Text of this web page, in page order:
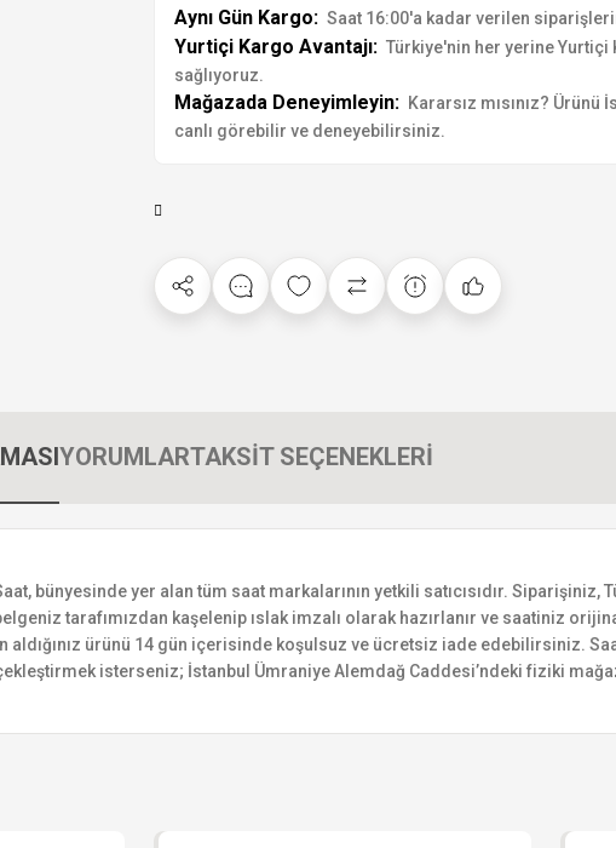
Aynı Gün Kargo: Saat 16:00'a kadar verilen
Yurtiçi Kargo Avantajı: Türkiye'nin her yerine
sağlıyoruz.
Mağazada Deneyimleyin: Kararsız mısınız?
canlı görebilir ve deneyebilirsiniz.
YORUMLARTAKSİT SEÇENEKLERİ
bünyesinde yer alan tüm saat markalarının yetkili satıcısıdır.
tarafımızdan kaşelenip ıslak imzalı olarak hazırlanır ve saatiniz
ürünü 14 gün içerisinde koşulsuz ve ücretsiz iade edebilirsiniz.
isterseniz; İstanbul Ümraniye Alemdağ Caddesi’ndeki fiziki